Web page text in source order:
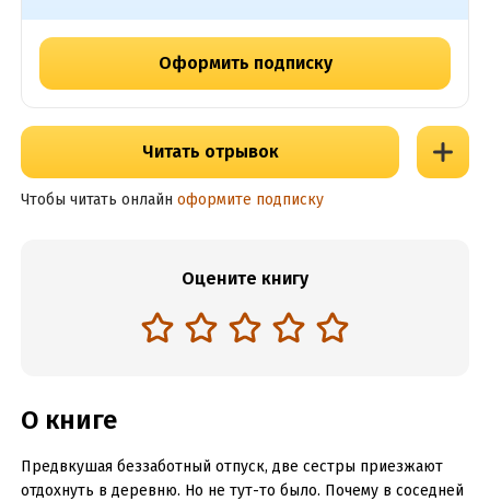
Оформить подписку
Читать отрывок
Чтобы читать онлайн оформите подписку
Оцените книгу
О книге
Предвкушая беззаботный отпуск, две сестры приезжают
отдохнуть в деревню. Но не тут-то было. Почему в соседней